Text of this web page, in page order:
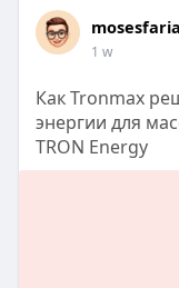
1 w
Как Tronmax
энергии для
TRON Energy